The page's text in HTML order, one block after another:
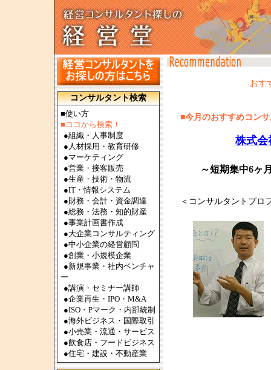
コンサルタント検索
■使い方
■ココから検索！
●組織・人事制度
● 人材採用・教育研修
●マーケティング
●営業・接客販売
●生産・技術・物流
●IT・情報システム
●財務・会計・資金調達
●総務・法務・知的財産
●事業計画書作成
●大企業コンサルティング
●中小企業の経営顧問
●創業・小規模企業
●新規事業・社内ベンチャ
ー
●講演・セミナー講師
●企業再生・IPO・M&A
●ISO・Pマーク・内部統制
●海外ビジネス・国際取引
●小売業・流通・サービス
●飲食店・フードビジネス
●住宅・建設・不動産業
おす
■今月のおすすめコン
株式
～短期集中6ヶ
＜コンサルタントプロ